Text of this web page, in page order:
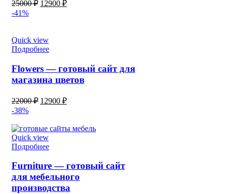
25000₽ 12900 ₽
-41%
Quick view
Подробнее
Flowers — готовый сайт для
магазина цветов
22000₽ 12900 ₽
-38%
Quick view
Подробнее
Furniture — готовый сайт
для мебельного
производства